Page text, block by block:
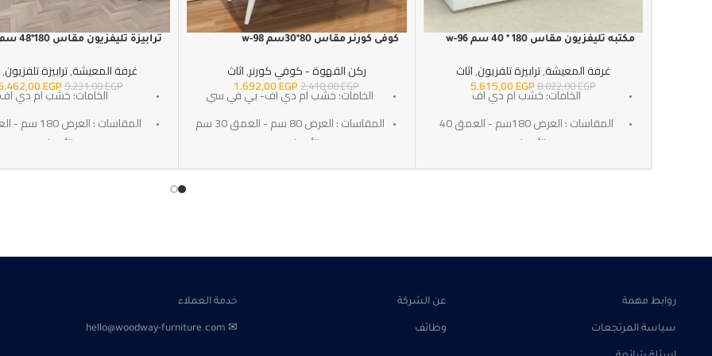
مكتبه تليفزيون مقاس 180 * 40 سم w-96
غرفة المعيشة,ترابيزة تلفزيون,اثاث
8.022,00EGP
5.615,00EGP
الخامات: خشب ام دي اف
المقاسات : العرض 180سم - العمق 40
سم - الأرتفاع 45 سم
التوصيل: خلال 10-15 أيام عمل
كوفى كورنر مقاس 80*30سم w-98
ركن القهوة - كوفي كورنر,اثاث
2.418,00EGP
1.692,00EGP
الخامات: خشب ام دي اف- بي في سي
المقاسات : العرض 80 سم - العمق 30 سم
- الأرتفاع 85 سم
التوصيل: خلال 10-15 أيام عمل
ترابيزة تليفزيون مقاس 180*48 سم w-145
غرفة المعيشة,ترابيزة تلفزيون,
9.231,00EGP
EGP
الخامات: خشب ام دي
سم - الأرتفاع 48 سم
التوصيل: خلال 10-15 أيام عمل
روابط مهمة
سياسة المرتجعات
عن الشركة
وظائف
خدمة العملاء
✉ hello@woodway-furniture.com